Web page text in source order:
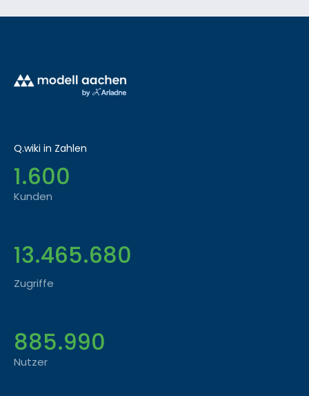
Q.wiki in Zahlen
1.600
Kunden
13.465.680
Zugriffe
885.990
Nutzer